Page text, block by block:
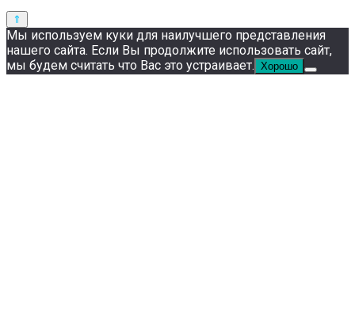
Мы используем куки для наилучшего представления
нашего сайта. Если Вы продолжите использовать сайт,
мы будем считать что Вас это устраивает. Хорошо